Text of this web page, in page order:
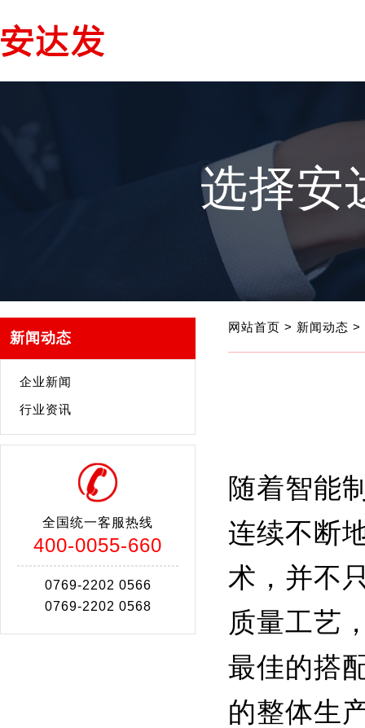
选择安
新闻动态
企业新闻
行业资讯
全国统一客服热线
400-0055-660
0769-2202 0566
0769-2202 0568
网站首页 > 新闻动态 >
随着智能
连续不断
术，并不
质量工艺
最佳的搭
的整体生